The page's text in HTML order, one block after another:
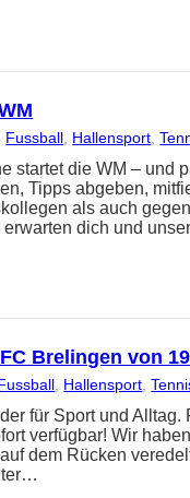
Fussball, Hallensport,
startet die WM – und
Tipps abgeben,
als auch
dich und
Brelingen von
Hallensport ,
für Sport und
verfügbar! Wir
dem Rücken